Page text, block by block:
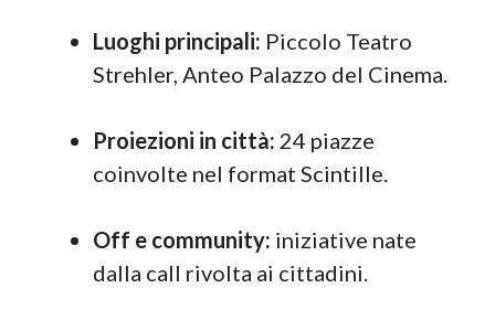
Luoghi principali: Piccolo Teatro
Strehler, Anteo Palazzo del Cinema.
Proiezioni in città: 24 piazze
coinvolte nel format Scintille.
Off e community: iniziative nate
dalla call rivolta ai cittadini.